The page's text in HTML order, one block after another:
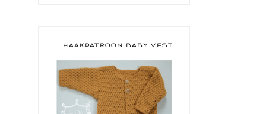
HAAKPATROON BABY VESTJE